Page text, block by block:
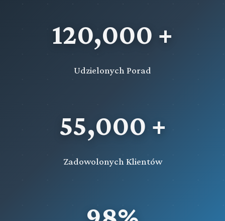
120,000 +
Udzielonych Porad
55,000 +
Zadowolonych Klientów